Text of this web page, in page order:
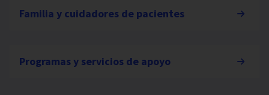
Familia y cuidadores de pacientes
Programas y servicios de apoyo